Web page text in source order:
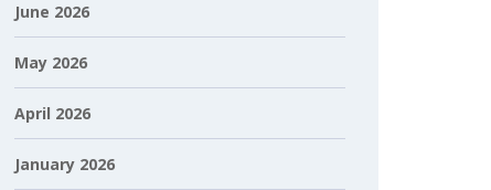
June 2026
May 2026
April 2026
January 2026